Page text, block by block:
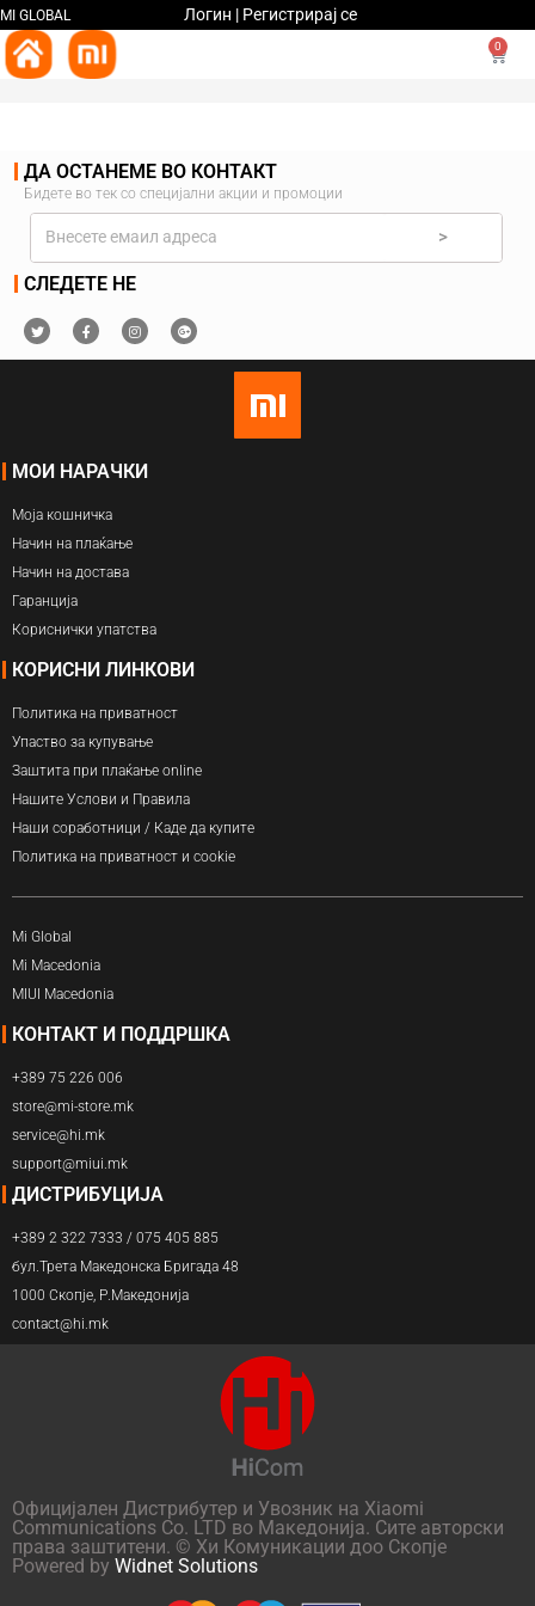
MI GLOBAL Логин | Регистрирај се
0
ДА ОСТАНЕМЕ ВО КОНТАКТ
Бидете во тек со специјални акции и промоции
>
СЛЕДЕТЕ НЕ
МОИ НАРАЧКИ
Моја кошничка
Начин на плаќање
Начин на достава
Гаранција
Кориснички упатства
КОРИСНИ ЛИНКОВИ
Политика на приватност
Упаство за купување
Заштита при плаќање online
Нашите Услови и Правила
Наши соработници / Каде да купите
Политика на приватност и cookie
Mi Global
Mi Macedonia
MIUI Macedonia
КОНТАКТ И ПОДДРШКА
+389 75 226 006
store@mi-store.mk
service@hi.mk
support@miui.mk
ДИСТРИБУЦИЈА
+389 2 322 7333 / 075 405 885
бул.Трета Македонска Бригада 48
1000 Скопје, Р.Македонија
contact@hi.mk
Официјален Дистрибутер и Увозник на Xiaomi
Communications Co. LTD во Македонија. Сите авторски
права заштитени. © Хи Комуникации доо Скопје
Powered by Widnet Solutions